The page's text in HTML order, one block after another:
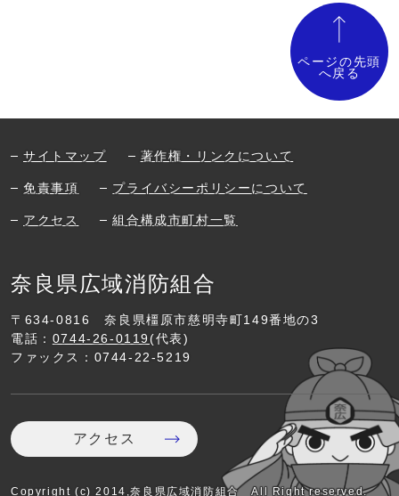
ページの先頭
へ戻る
サイトマップ 著作権・リンクについて
免責事項 プライバシーポリシーについて
アクセス 組合構成市町村一覧
奈良県広域消防組合
〒634-0816
奈良県橿原市慈明寺町149番地の3
電話： 0744-26-0119 (代表)
ファックス：0744-22-5219
アクセス
Copyright (c) 2014,奈良県広域消防組合 All Right reserved.